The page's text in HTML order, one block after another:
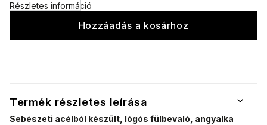
Hozzáadás a kosárhoz
Részletes információ
Termék részletes leírása
Sebészeti acélból készült, lógós fülbevaló, angyalka